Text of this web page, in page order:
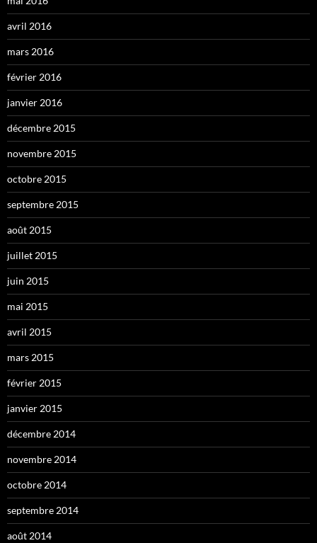
avril 2016
mars 2016
février 2016
janvier 2016
décembre 2015
novembre 2015
octobre 2015
septembre 2015
août 2015
juillet 2015
juin 2015
mai 2015
avril 2015
mars 2015
février 2015
janvier 2015
décembre 2014
novembre 2014
octobre 2014
septembre 2014
août 2014